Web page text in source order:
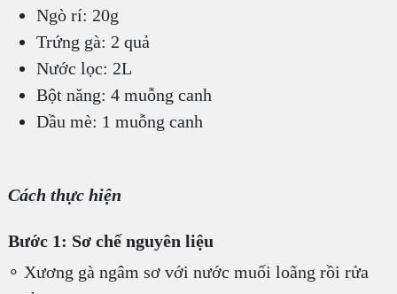
Ngò rí: 20g
Trứng gà: 2 quả
Nước lọc: 2L
Bột năng: 4 muỗng canh
Dầu mè: 1 muỗng canh
Cách thực hiện
Bước 1: Sơ chế nguyên liệu
∘ Xương gà ngâm sơ với nước muối loãng rồi rửa